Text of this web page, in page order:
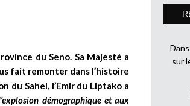
du Seno. Sa Majesté a
fait remonter dans l’histoire
du Sahel, l’Emir du Liptako a
démographique et aux
sur